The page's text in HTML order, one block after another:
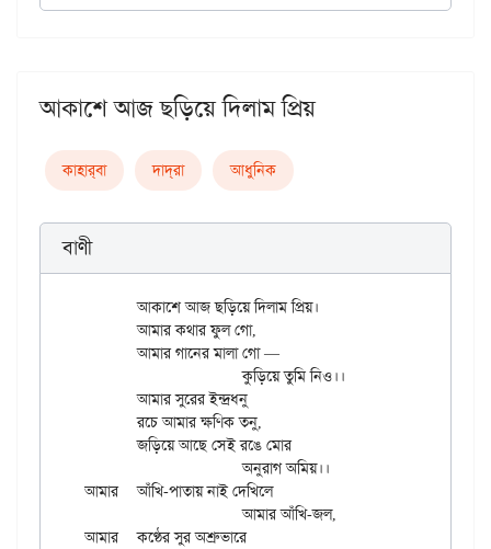
আকাশে আজ ছড়িয়ে দিলাম প্রিয়
কাহার্‌বা দাদ্‌রা আধুনিক
বাণী
	আকাশে আজ ছড়িয়ে দিলাম প্রিয়।
	আমার কথার ফুল গো,
	আমার গানের মালা গো —
			কুড়িয়ে তুমি নিও।।
	আমার সুরের ইন্দ্রধনু
	রচে আমার ক্ষণিক তনু,
	জড়িয়ে আছে সেই রঙে মোর
			অনুরাগ অমিয়।।
আমার	আঁখি-পাতায় নাই দেখিলে
			আমার আঁখি-জল,
আমার	কণ্ঠের সুর অশ্রুভারে